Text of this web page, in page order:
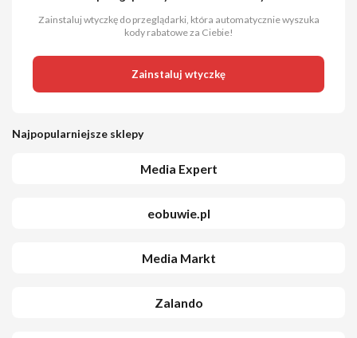
Zainstaluj wtyczkę do przeglądarki, która automatycznie wyszuka
kody rabatowe za Ciebie!
Zainstaluj wtyczkę
Najpopularniejsze sklepy
Media Expert
eobuwie.pl
Media Markt
Zalando